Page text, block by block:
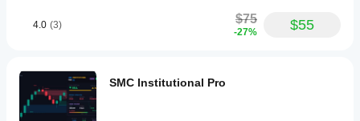
4.0 (3) $75
-27% $55
SMC Institutional Pro